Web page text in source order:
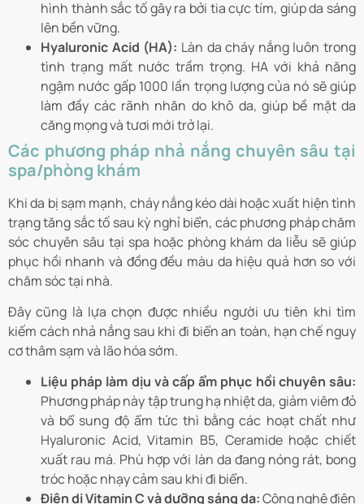
hình thành sắc tố gây ra bởi tia cực tím, giúp da sáng
lên bền vững.
Hyaluronic Acid (HA): Làn da cháy nắng luôn trong
tình trạng mất nước trầm trọng. HA với khả năng
ngậm nước gấp 1000 lần trọng lượng của nó sẽ giúp
làm đầy các rãnh nhăn do khô da, giúp bề mặt da
căng mọng và tươi mới trở lại.
Các phương pháp nhả nắng chuyên sâu tại
spa/phòng khám
Khi da bị sạm mạnh, cháy nắng kéo dài hoặc xuất hiện tình
trạng tăng sắc tố sau kỳ nghỉ biển, các phương pháp chăm
sóc chuyên sâu tại spa hoặc phòng khám da liễu sẽ giúp
phục hồi nhanh và đồng đều màu da hiệu quả hơn so với
chăm sóc tại nhà.
Đây cũng là lựa chọn được nhiều người ưu tiên khi tìm
kiếm cách nhả nắng sau khi đi biển an toàn, hạn chế nguy
cơ thâm sạm và lão hóa sớm.
Liệu pháp làm dịu và cấp ẩm phục hồi chuyên sâu:
Phương pháp này tập trung hạ nhiệt da, giảm viêm đỏ
và bổ sung độ ẩm tức thì bằng các hoạt chất như
Hyaluronic Acid, Vitamin B5, Ceramide hoặc chiết
xuất rau má. Phù hợp với làn da đang nóng rát, bong
tróc hoặc nhạy cảm sau khi đi biển.
Điện di Vitamin C và dưỡng sáng da:Công nghệ điện